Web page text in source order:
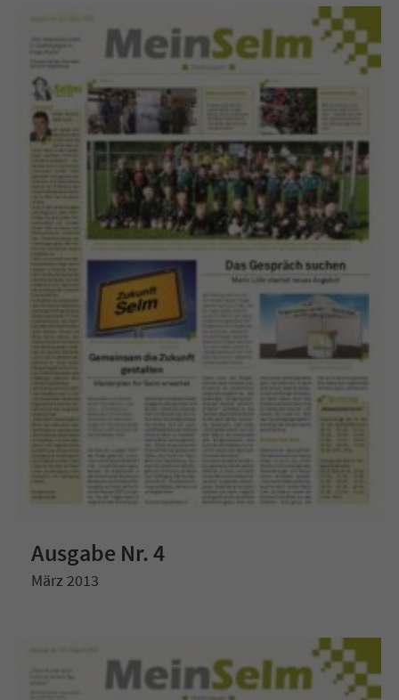
Ausgabe Nr. 4
März 2013